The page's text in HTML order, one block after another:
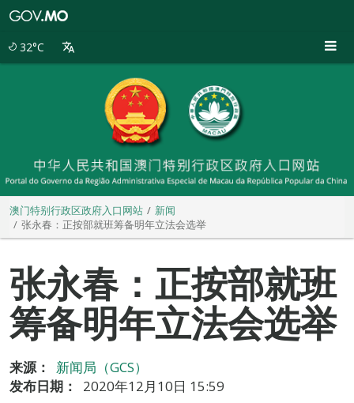
32°C
澳门特别行政区政府入口网站
新闻
张永春：正按部就班筹备明年立法会选举
张永春：正按部就班
筹备明年立法会选举
来源：
新闻局（GCS）
发布日期：
2020年12月10日 15:59